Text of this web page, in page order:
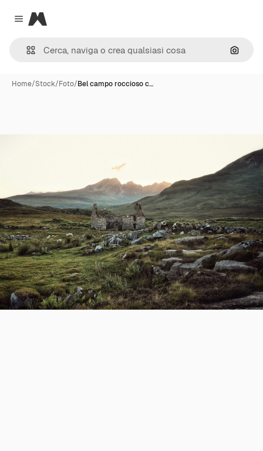
Close menu
Magnific
Cerca
Home/Stock/Foto/Bel campo roccioso c…